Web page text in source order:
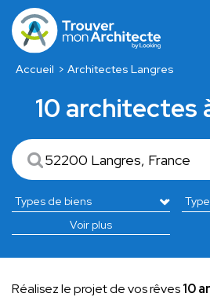
Accueil Architectes Langres
10 architectes
Voir plus
Réalisez le projet de vos rêves10